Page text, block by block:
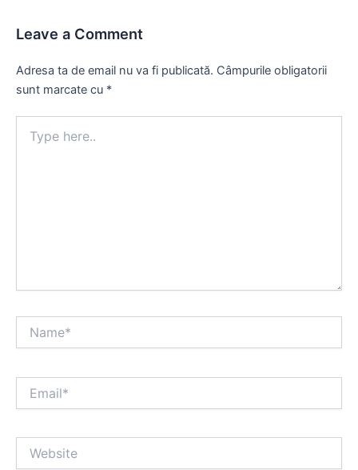
Leave a Comment
Adresa ta de email nu va fi publicată. Câmpurile obligatorii
sunt marcate cu *
here..